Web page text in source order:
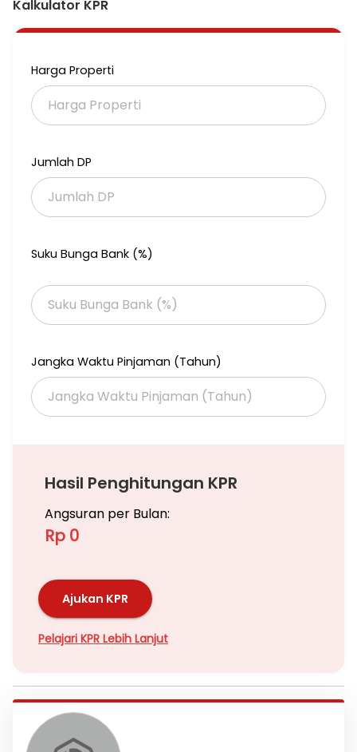
Kalkulator KPR
Harga Properti
Jumlah DP
Suku Bunga Bank (%)
Jangka Waktu Pinjaman (Tahun)
Hasil Penghitungan KPR
Angsuran per Bulan:
Rp 0
Ajukan KPR
Pelajari KPR Lebih Lanjut